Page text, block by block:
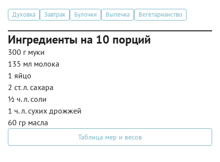
Духовка Завтрак Булочки Выпечка Вегетарианство
Ингредиенты на 10 порций
300 г муки
135 мл молока
1 яйцо
2 ст. л. сахара
½ ч. л. соли
1 ч. л. сухих дрожжей
60 гр масла
Таблица мер и весов